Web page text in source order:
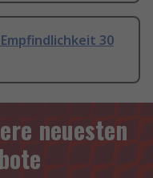
Empfindlichkeit 30
neuesten